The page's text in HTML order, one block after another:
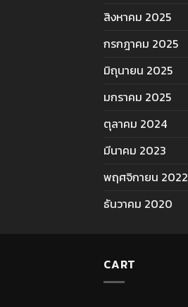
สิงหาคม 2025
กรกฎาคม 2025
มิถุนายน 2025
มกราคม 2025
ตุลาคม 2024
มีนาคม 2023
พฤศจิกายน 2022
ธันวาคม 2020
CART